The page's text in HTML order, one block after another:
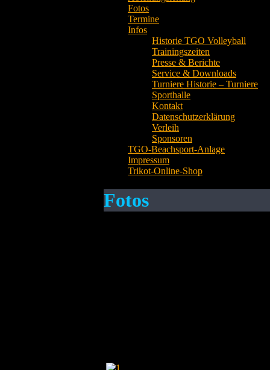
Fotos
Termine
Infos
Historie TGO Volleyball
Trainingszeiten
Presse & Berichte
Service & Downloads
Turniere Historie – Turniere
Sporthalle
Kontakt
Datenschutzerklärung
Verleih
Sponsoren
TGO-Beachsport-Anlage
Impressum
Trikot-Online-Shop
Fotos